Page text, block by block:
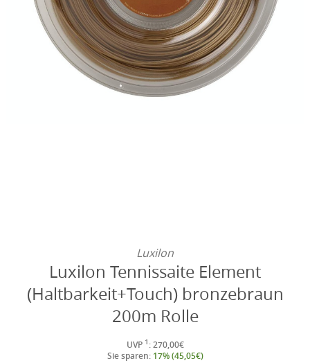
Luxilon
Luxilon Tennissaite Element
(Haltbarkeit+Touch) bronzebraun
200m Rolle
UVP 1 : 270,00€
Sie sparen: 17% (45,05€)